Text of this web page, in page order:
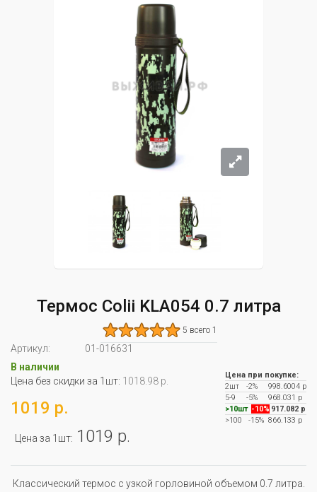
Термос Colii KLA054 0.7 литра
5 всего 1
Артикул:
01-016631
В наличии
Цена без скидки за 1шт: 1018.98 р.
1019 р.
Цена за 1шт: 1019 р.
Цена при покупке:
2шт
-2%
998.6004 р
5-9
-5%
968.031 р
>10шт -10% 917.082 р
>100
-15% 866.133 р
Классический термос с узкой горловиной объемом 0.7 литра.